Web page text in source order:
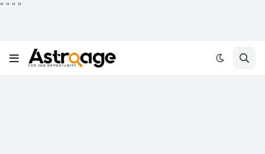
" " " "